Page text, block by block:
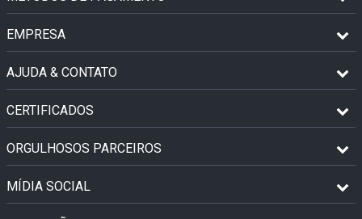
EMPRESA
AJUDA & CONTATO
CERTIFICADOS
ORGULHOSOS PARCEIROS
MÍDIA SOCIAL